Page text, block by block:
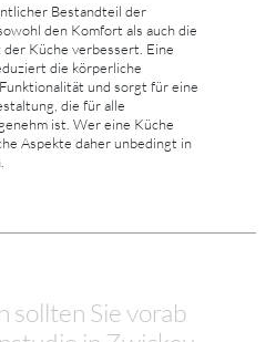
Bestandteil der
den Komfort als auch die
Küche verbessert. Eine
die körperliche
und sorgt für eine
die für alle
ist. Wer eine Küche
Aspekte daher unbedingt in
sollten Sie vorab